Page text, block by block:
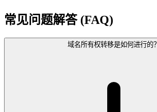
常见问题解答 (FAQ)
域名所有权转移是如何进行的？